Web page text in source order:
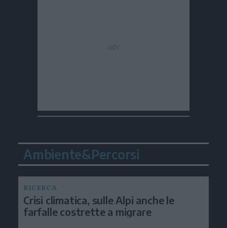
Ambiente&Percorsi
RICERCA
Crisi climatica, sulle Alpi anche le
farfalle costrette a migrare